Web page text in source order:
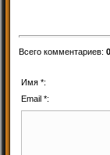
Всего комментариев: 0
Имя *:
Email *: